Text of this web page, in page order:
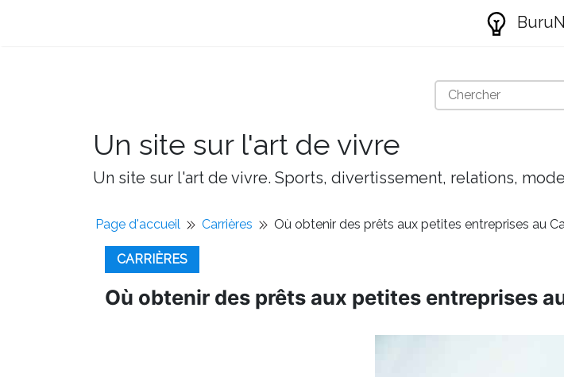
Un site sur l'art de vivre
Un site sur l'art de vivre. Sports, divertissement, relations,
Page d'accueil Carrières Où obtenir des prêts aux petites entreprises au
CARRIÈRES
Où obtenir des prêts aux petites entreprises